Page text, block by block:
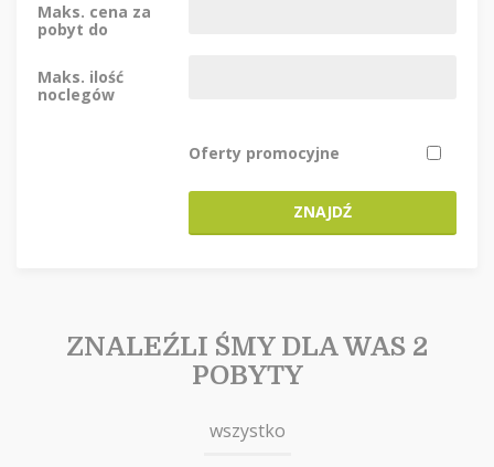
Maks. cena za
pobyt do
Maks. ilość
noclegów
Oferty promocyjne
ZNAJDŹ
ZNALEŹLI ŚMY DLA WAS 2
POBYTY
wszystko